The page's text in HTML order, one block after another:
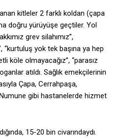
kitleler 2 farklı koldan (çapa
doğru yürüyüşe geçtiler. Yol
grev silahımız”,
“kurtuluş yok tek başına ya hep
köle olmayacağız”, “parasız
atıldı. Sağlık emekçilerinin
Çapa, Cerrahpaşa,
gibi hastanelerde hizmet
15-20 bin civarındaydı.